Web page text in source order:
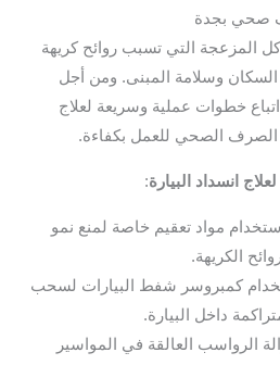
بجدة
التي تسبب روائح كريهة
وسلامة المبنى. ومن أجل
عملية وسريعة لعلاج
الصحي للعمل بكفاءة.
مواد تعقيم خاصة لمنع نمو
شفط البيارات لسحب
داخل البيارة.
العالقة في المواسير